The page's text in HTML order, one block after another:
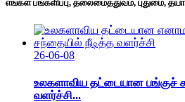
எங்கள் பங்களிப்பு, தலைமைத்துவம், புதுமை,
26-06-08
உலகளாவிய தட்டையான பங்குச்
வளர்ச்சி...